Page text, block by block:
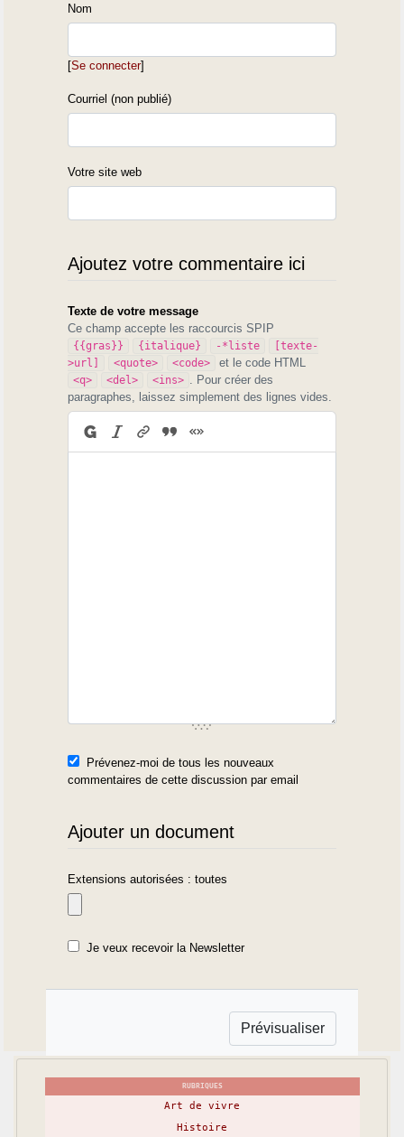
Nom
[Se connecter]
Courriel (non publié)
Votre site web
Ajoutez votre commentaire ici
Texte de votre message
Ce champ accepte les raccourcis SPIP
{{gras}} {italique} -*liste
[texte-
>url]
<quote> <code> et le code HTML
<q> <del> <ins>
. Pour créer des
paragraphes, laissez simplement des lignes vides.
Prévenez-moi de tous les nouveaux
commentaires de cette discussion par email
Ajouter un document
Extensions autorisées : toutes
Je veux recevoir la Newsletter
RUBRIQUES
Art de vivre
Histoire